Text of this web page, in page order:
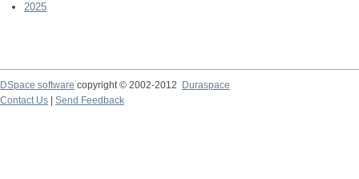
2025
DSpace software copyright © 2002-2012
Duraspace
Contact Us
Send Feedback